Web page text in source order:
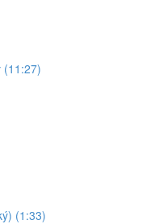
(11:27)
(1:33)